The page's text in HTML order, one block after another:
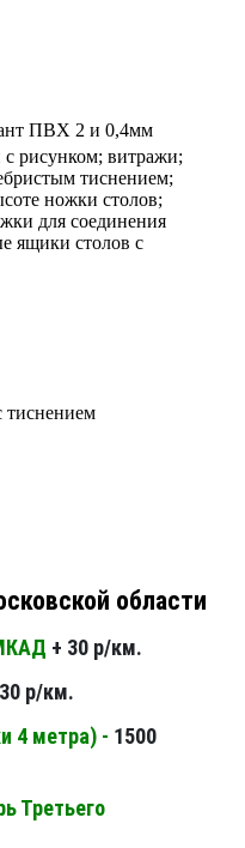
ПВХ 2 и 0,4мм
с рисунком; витражи;
тиснением;
ножки столов;
для соединения
ящики столов с
области
+ 30 р/км.
р/км.
4 метра) - 1500
Третьего